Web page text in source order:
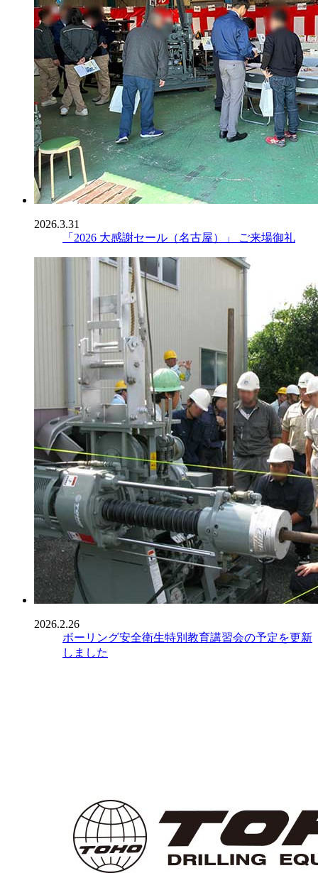
2026.3.31
「2026 大感謝セール（名古屋）」 ご来場御礼
2026.2.26
ボーリング安全衛生特別教育講習会の予定を更新
しました